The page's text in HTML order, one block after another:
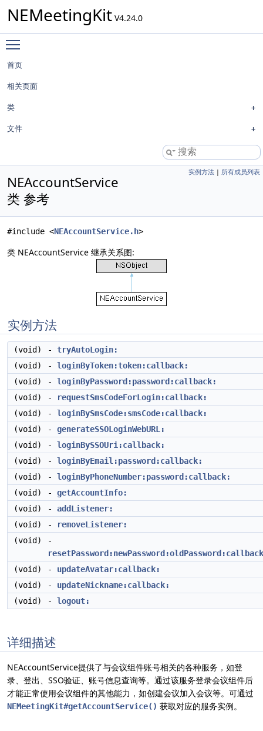
NEMeetingKit V4.24.0
首页
相关页面
类
文件
实例方法 | 所有成员列表
NEAccountService
类 参考
#include <NEAccountService.h>
类 NEAccountService 继承关系图:
实例方法
(void) - tryAutoLogin:
(void)
- loginByToken:token:callback:
(void)
- loginByPassword:password:callback:
(void)
-
requestSmsCodeForLogin:callback:
(void)
- loginBySmsCode:smsCode:callback:
(void)
- generateSSOLoginWebURL:
(void)
- loginBySSOUri:callback:
(void)
- loginByEmail:password:callback:
(void)
- loginByPhoneNumber:password:callback:
(void)
- getAccountInfo:
(void)
- addListener:
(void)
-
removeListener:
(void)
-
(void)
- updateAvatar:callback:
(void)
- updateNickname:callback:
(void)
- logout:
详细描述
NEAccountService提供了与会议组件账号相关的各种服务，如登
录、登出、SSO验证、账号信息查询等。通过该服务登录会议组件后
才能正常使用会议组件的其他能力，如创建会议加入会议等。可通过
NEMeetingKit#getAccountService() 获取对应的服务实例。